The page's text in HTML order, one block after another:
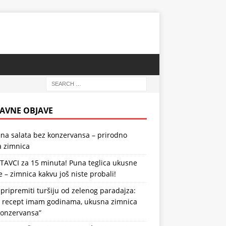
OBJAVE
salata bez konzervansa – prirodno
zimnica
za 15 minuta! Puna teglica ukusne
– zimnica kakvu još niste probali!
pripremiti turšiju od zelenog paradajza:
recept imam godinama, ukusna zimnica